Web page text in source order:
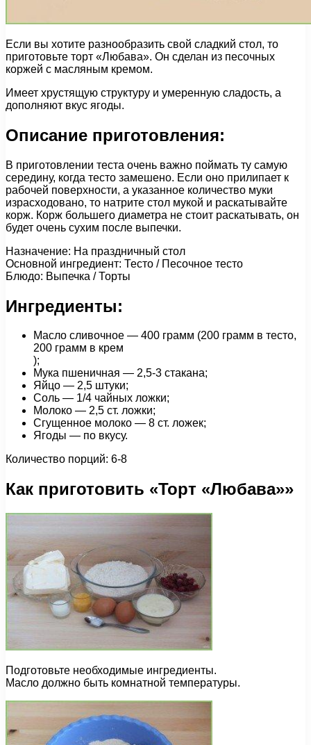
Если вы хотите разнообразить свой сладкий стол, то
приготовьте торт «Любава». Он сделан из песочных
коржей с масляным кремом.
Имеет хрустящую структуру и умеренную сладость, а
дополняют вкус ягоды.
Описание приготовления:
В приготовлении теста очень важно поймать ту самую
середину, когда тесто замешено. Если оно прилипает к
рабочей поверхности, а указанное количество муки
израсходовано, то натрите стол мукой и раскатывайте
корж. Корж большего диаметра не стоит раскатывать, он
будет очень сухим после выпечки.
Назначение: На праздничный стол
Основной ингредиент: Тесто / Песочное тесто
Блюдо: Выпечка / Торты
Ингредиенты:
Масло сливочное — 400 грамм (200 грамм в тесто,
200 грамм в крем
);
Мука пшеничная — 2,5-3 стакана;
Яйцо — 2,5 штуки;
Соль — 1/4 чайных ложки;
Молоко — 2,5 ст. ложки;
Сгущенное молоко — 8 ст. ложек;
Ягоды — по вкусу.
Количество порций: 6-8
Как приготовить «Торт «Любава»»
Подготовьте необходимые ингредиенты.
Масло должно быть комнатной температуры.